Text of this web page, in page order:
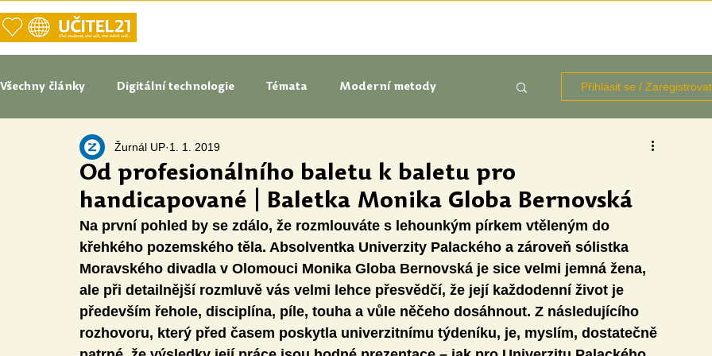
Všechny články Digitální technologie Témata Moderní metody
Tipy do pedagogické praxe Studenti blogují
Naše praxe České školství
Oborové didaktiky Digitální vzdělávací zdroje
Speciální vzdělávací potřeby Inovace Očima studentů
Přihlásit se /
Od profesionálního baletu k baletu pro
handicapované | Baletka Monika Globa Bernovská
Žurnál UP 1. 1. 2019
Na první pohled by se zdálo, že rozmlouváte s lehounkým pírkem vtěleným do
křehkého pozemského těla. Absolventka Univerzity Palackého a zároveň sólistka
Moravského divadla v Olomouci Monika Globa Bernovská je sice velmi jemná žena,
ale při detailnější rozmluvě vás velmi lehce přesvědčí, že její každodenní život je
především řehole, disciplína, píle, touha a vůle něčeho dosáhnout. Z následujícího
rozhovoru, který před časem poskytla univerzitnímu týdeníku, je, myslím, dostatečně